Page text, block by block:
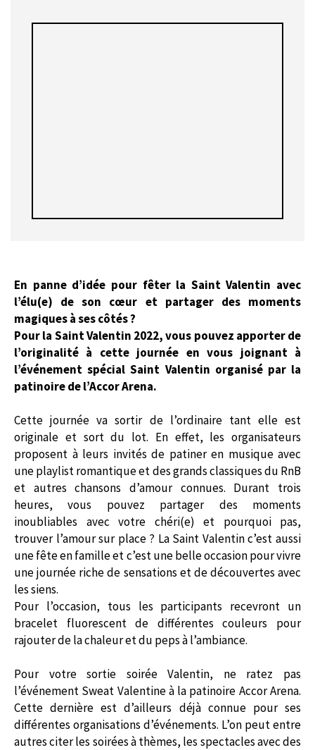
En panne d’idée pour fêter la Saint Valentin avec
l’élu(e) de son cœur et partager des moments
magiques à ses côtés ?
Pour la Saint Valentin 2022, vous pouvez apporter de
l’originalité à cette journée en vous joignant à
l’événement spécial Saint Valentin organisé par la
patinoire de l’Accor Arena.
Cette journée va sortir de l’ordinaire tant elle est
originale et sort du lot. En effet, les organisateurs
proposent à leurs invités de patiner en musique avec
une playlist romantique et des grands classiques du RnB
et autres chansons d’amour connues. Durant trois
heures, vous pouvez partager des moments
inoubliables avec votre chéri(e) et pourquoi pas,
trouver l’amour sur place ? La Saint Valentin c’est aussi
une fête en famille et c’est une belle occasion pour vivre
une journée riche de sensations et de découvertes avec
les siens.
Pour l’occasion, tous les participants recevront un
bracelet fluorescent de différentes couleurs pour
rajouter de la chaleur et du peps à l’ambiance.
Pour votre sortie soirée Valentin, ne ratez pas
l’événement Sweat Valentine à la patinoire Accor Arena.
Cette dernière est d’ailleurs déjà connue pour ses
différentes organisations d’événements. L’on peut entre
autres citer les soirées à thèmes, les spectacles avec des